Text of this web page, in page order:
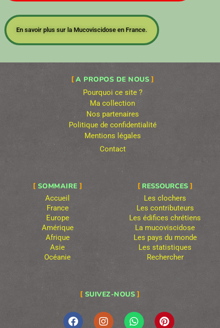
En savoir plus sur la Mucoviscidose en France.
A PROPOS DE NOUS
Pourquoi ce site ?
Ma collection
Nos partenaires
Politique de confidentialité
Mentions légales
Contact
SOMMAIRE
Accueil
France
Europe
Amérique
Afrique
Asie
Océanie
RESSOURCES
Les clochers
Les contributeurs
Les édifices chrétiens
La mucoviscidose
Les pays du monde
Les statistiques
Rechercher
SUIVEZ-NOUS